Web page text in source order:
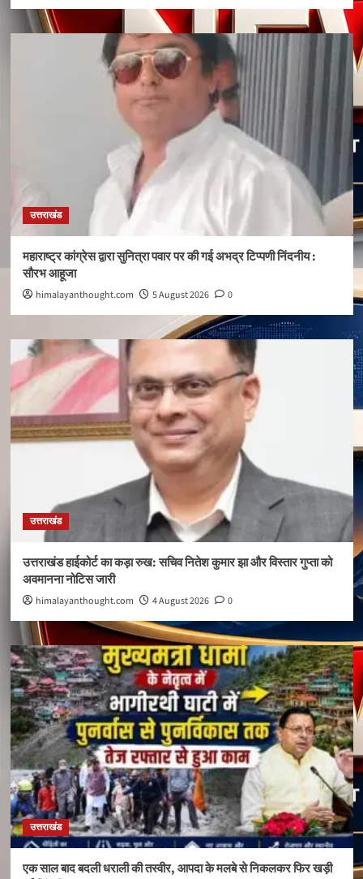
उत्तराखंड
महाराष्ट्र कांग्रेस द्वारा सुनित्रा पवार पर की गई अभद्र टिप्पणी निंदनीय :
सौरभ आहूजा
himalayanthought.com 5 August 2026 0
उत्तराखंड
उत्तराखंड हाईकोर्ट का कड़ा रुख: सचिव नितेश कुमार झा और विस्तार गुप्ता को
अवमानना नोटिस जारी
himalayanthought.com 4 August 2026 0
उत्तराखंड
एक साल बाद बदली धराली की तस्वीर, आपदा के मलबे से निकलकर फिर खड़ी